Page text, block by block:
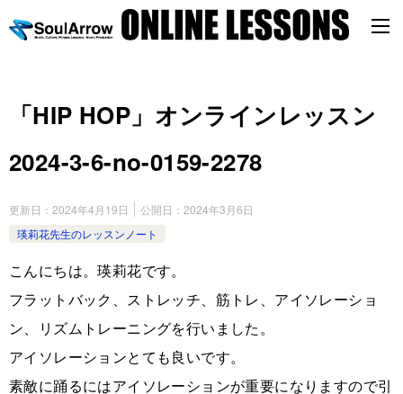
「HIP HOP」オンラインレッスン
2024-3-6-no-0159-2278
更新日： 2024年4月19日 公開日： 2024年3月6日
瑛莉花先生のレッスンノート
こんにちは。瑛莉花です。
フラットバック、ストレッチ、筋トレ、アイソレーショ
ン、リズムトレーニングを行いました。
アイソレーションとても良いです。
素敵に踊るにはアイソレーションが重要になりますので引